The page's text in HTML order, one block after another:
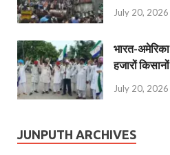
July 20, 2026
भारत-
हजारों
July 20, 2026
JUNPUTH ARCHIVES